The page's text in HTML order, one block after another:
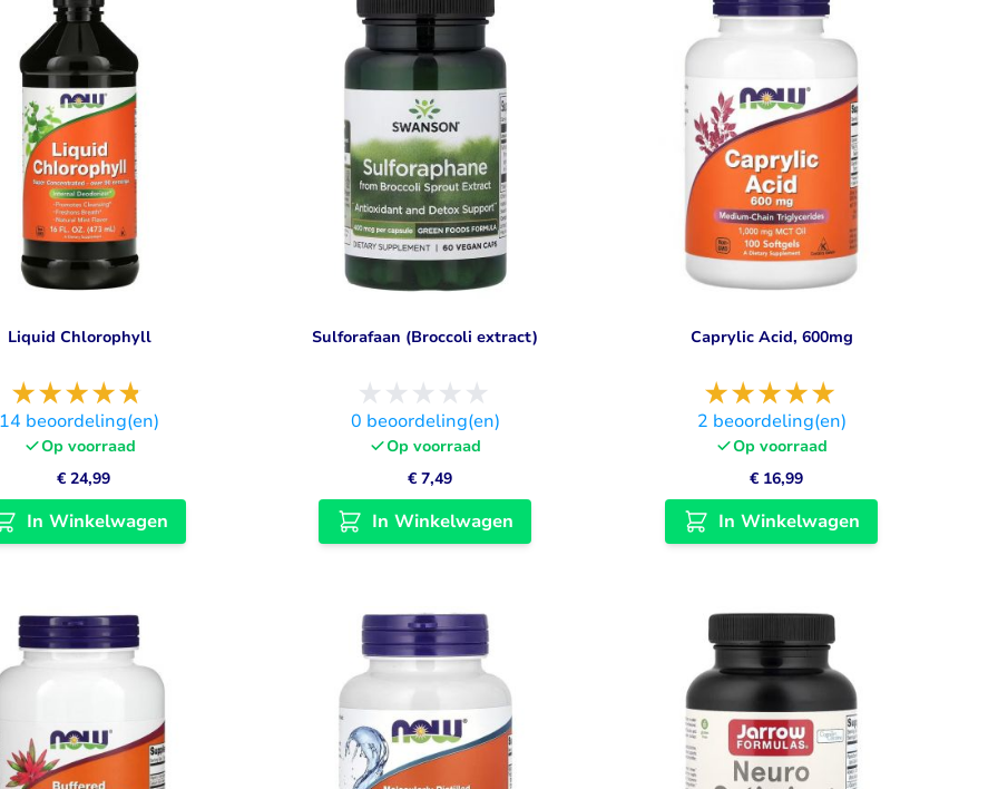
Liquid Chlorophyll
14 beoordeling(en)
Op voorraad
€ 24,99
In Winkelwagen
Sulforafaan (Broccoli extract)
0 beoordeling(en)
Op voorraad
€ 7,49
In Winkelwagen
Caprylic Acid, 600mg
2 beoordeling(en)
Op voorraad
€ 16,99
In Winkelwagen